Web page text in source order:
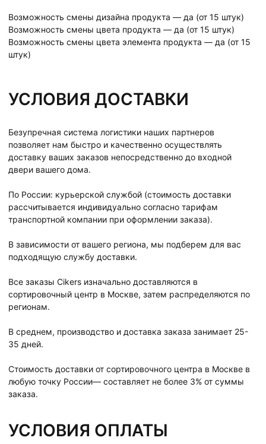
Возможность смены дизайна продукта — да (от 15 штук)
Возможность смены цвета продукта — да (от 15 штук)
Возможность смены цвета элемента продукта — да (от 15
штук)
УСЛОВИЯ ДОСТАВКИ
Безупречная система логистики наших партнеров
позволяет нам быстро и качественно осуществлять
доставку ваших заказов непосредственно до входной
двери вашего дома.
По России: курьерской службой (стоимость доставки
рассчитывается индивидуально согласно тарифам
транспортной компании при оформлении заказа).
В зависимости от вашего региона, мы подберем для вас
подходящую службу доставки.
Все заказы Cikers изначально доставляются в
сортировочный центр в Москве, затем распределяются по
регионам.
В среднем, производство и доставка заказа занимает 25-
35 дней.
Стоимость доставки от сортировочного центра в Москве в
любую точку России— составляет не более 3% от суммы
заказа.
УСЛОВИЯ ОПЛАТЫ